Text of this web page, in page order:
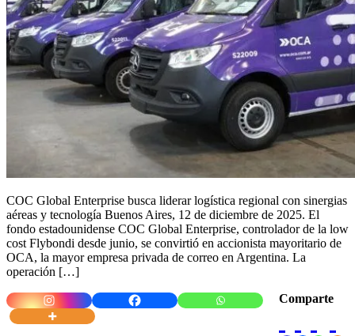
COC Global Enterprise busca liderar logística regional con sinergias
aéreas y tecnología Buenos Aires, 12 de diciembre de 2025. El
fondo estadounidense COC Global Enterprise, controlador de la low
cost Flybondi desde junio, se convirtió en accionista mayoritario de
OCA, la mayor empresa privada de correo en Argentina. La
operación […]
Comparte